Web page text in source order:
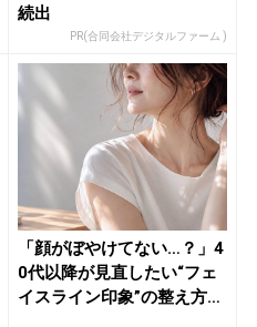
続出
PR(合同会社デジタルファーム )
「顔がぼやけてない…？」4
0代以降が見直したい“フェ
イスライン印象”の整え方